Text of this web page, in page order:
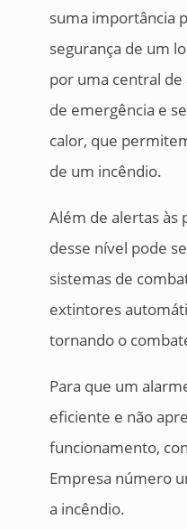
suma importância
segurança de um
por uma central
de emergência e
calor, que
de um incêndio.
Além de alertas às
desse nível pode
sistemas de
extintores
tornando o
Para que um
eficiente e não
funcionamento,
Empresa número
a incêndio.